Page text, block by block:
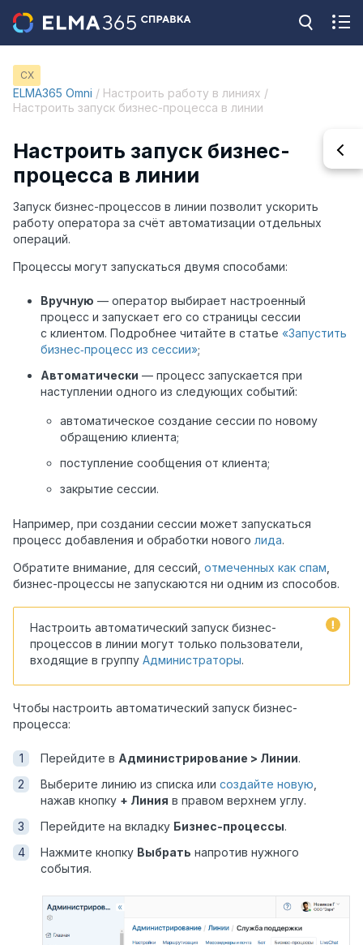
CX
ELMA365 Omni / Настроить работу в линиях /
Настроить запуск бизнес-процесса в линии
Настроить запуск бизнес-
процесса в линии
Запуск бизнес-процессов в линии позволит ускорить
работу оператора за счёт автоматизации отдельных
операций.
Процессы могут запускаться двумя способами:
Вручную — оператор выбирает настроенный
процесс и запускает его со страницы сессии
с клиентом. Подробнее читайте в статье «Запустить
бизнес‑процесс из сессии»;
Автоматически — процесс запускается при
наступлении одного из следующих событий:
автоматическое создание сессии по новому
обращению клиента;
поступление сообщения от клиента;
закрытие сессии.
Например, при создании сессии может запускаться
процесс добавления и обработки нового лида.
Обратите внимание, для сессий, отмеченных как спам
бизнес-процессы не запускаются ни одним из способов.
Настроить автоматический запуск бизнес-
процессов в линии могут только пользователи,
входящие в группу Администраторы.
Чтобы настроить автоматический запуск бизнес-
процесса:
Перейдите в Администрирование > Линии.
Выберите линию из списка или создайте новую
нажав кнопку + Линия в правом верхнем углу.
Перейдите на вкладку Бизнес-процессы.
Нажмите кнопку Выбрать напротив нужного
события.